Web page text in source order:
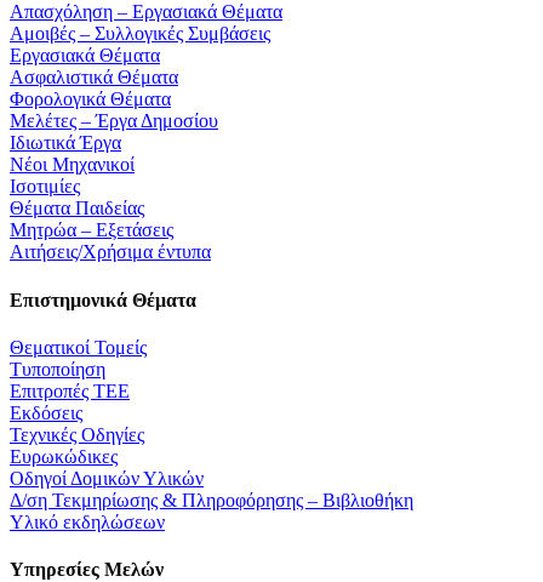
Απασχόληση – Εργασιακά Θέματα
Αμοιβές – Συλλογικές Συμβάσεις
Εργασιακά Θέματα
Ασφαλιστικά Θέματα
Φορολογικά Θέματα
Μελέτες – Έργα Δημοσίου
Ιδιωτικά Έργα
Νέοι Μηχανικοί
Ισοτιμίες
Θέματα Παιδείας
Μητρώα – Εξετάσεις
Αιτήσεις/Χρήσιμα έντυπα
Επιστημονικά Θέματα
Θεματικοί Τομείς
Τυποποίηση
Επιτροπές ΤΕΕ
Εκδόσεις
Τεχνικές Οδηγίες
Ευρωκώδικες
Οδηγοί Δομικών Υλικών
Δ/ση Τεκμηρίωσης & Πληροφόρησης – Βιβλιοθήκη
Υλικό εκδηλώσεων
Υπηρεσίες Μελών